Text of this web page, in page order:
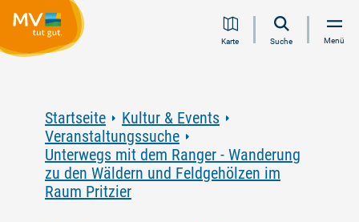
Inhalt
Navigation
Volltextsuche
FooterKarte Suche Menü
Startseite
Kultur & Events
Veranstaltungssuche
Unterwegs mit dem Ranger - Wanderung
zu den Wäldern und Feldgehölzen im
Raum Pritzier